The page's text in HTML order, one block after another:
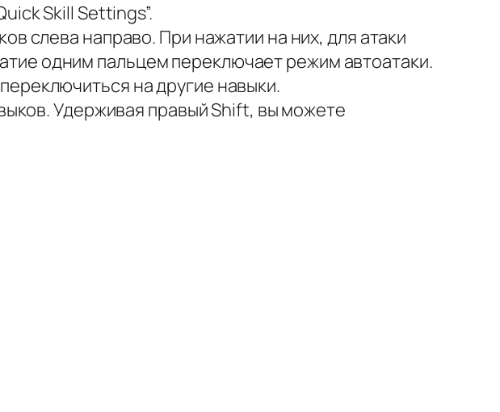
Skill Settings”.
слева направо. При нажатии на них, для атаки
одним пальцем переключает режим автоатаки.
на другие навыки.
Удерживая правый Shift, вы можете